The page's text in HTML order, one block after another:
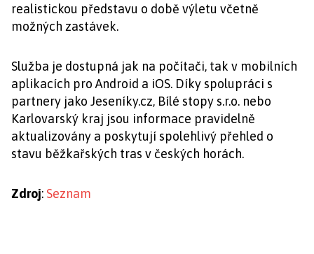
realistickou představu o době výletu včetně
možných zastávek.
Služba je dostupná jak na počítači, tak v mobilních
aplikacích pro Android a iOS. Díky spolupráci s
partnery jako Jeseníky.cz, Bílé stopy s.r.o. nebo
Karlovarský kraj jsou informace pravidelně
aktualizovány a poskytují spolehlivý přehled o
stavu běžkařských tras v českých horách.
Zdroj: Seznam